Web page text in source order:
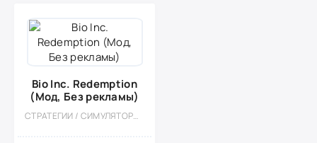
Bio Inc. Redemption
(Мод, Без рекламы)
СТРАТЕГИИ / СИМУЛЯТОРЫ / КАЗУАЛЬНЫЕ / ОДНОПОЛЬЗОВАТЕЛЬСКИЕ / СТИЛИЗАЦИЯ / МОД / ВСТРОЕННЫЙ КЕШ